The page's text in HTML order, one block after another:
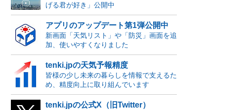
げる君が好き」公開中
アプリのアップデート第1弾公開中
新画面「天気リスト」や「防災」画面を追
加、使いやすくなりました
tenki.jpの天気予報精度
皆様の少し未来の暮らしを情報で支えるた
め、精度向上に取り組んでいます
tenki.jpの公式X（旧Twitter）